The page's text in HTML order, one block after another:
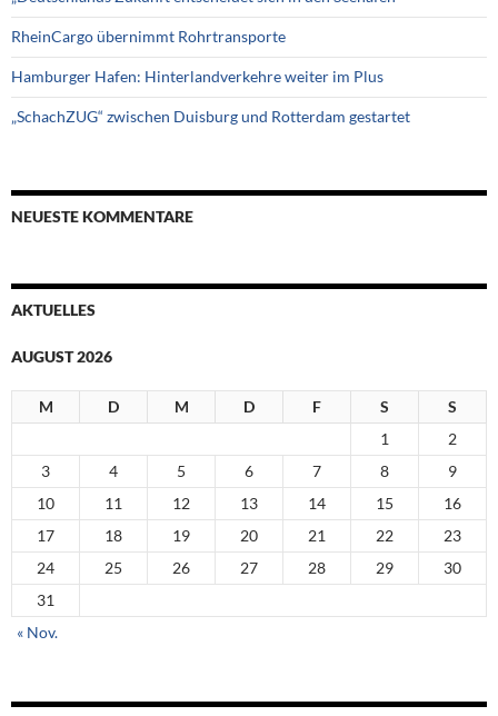
RheinCargo übernimmt Rohrtransporte
Hamburger Hafen: Hinterlandverkehre weiter im Plus
„SchachZUG“ zwischen Duisburg und Rotterdam gestartet
NEUESTE KOMMENTARE
AKTUELLES
AUGUST 2026
M D M D F S
S
1
2
3
4 5 6 7 8
9
10
11 12 13 14 15
16
17
18 19 20 21 22
23
24
25 26 27 28 29
30
31
« Nov.